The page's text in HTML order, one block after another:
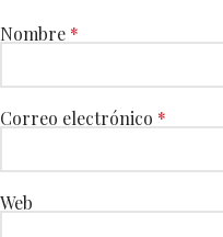
Nombre *
Correo electrónico *
Web